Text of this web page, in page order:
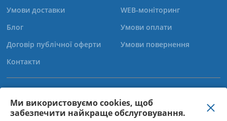
Ми використовуємо cookies, щоб
забезпечити найкраще обслуговування.
Умови доставки
Блог
Договір публічної оферти
Контакти
WEB-моніторинг
Умови оплати
Умови повернення
+38 (067) 565-37-68
+38 (050) 359-39-11